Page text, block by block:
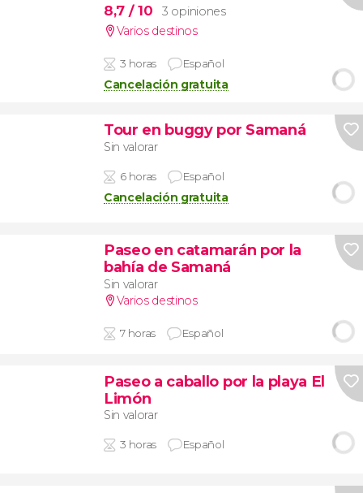
8,7 / 10
3 opiniones
Varios destinos
3 horas Español
Cancelación gratuita
Tour en buggy por Samaná
Sin valorar
6 horas Español
Cancelación gratuita
Paseo en catamarán por la
bahía de Samaná
Sin valorar
Varios destinos
7 horas Español
Paseo a caballo por la playa El
Limón
Sin valorar
3 horas Español